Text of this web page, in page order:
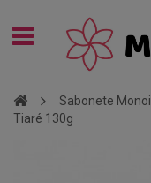
Sabonete Monoi
Tiaré 130g